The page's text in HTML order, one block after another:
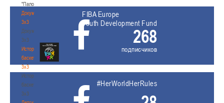
"Палова"
Документы
3х3
Документы
3х3
История
баскетбола
3х3
История
баскетбола
3х3
FIBA Europe
Youth Development Fund
268
подписчиков
#HerWorldHerRules